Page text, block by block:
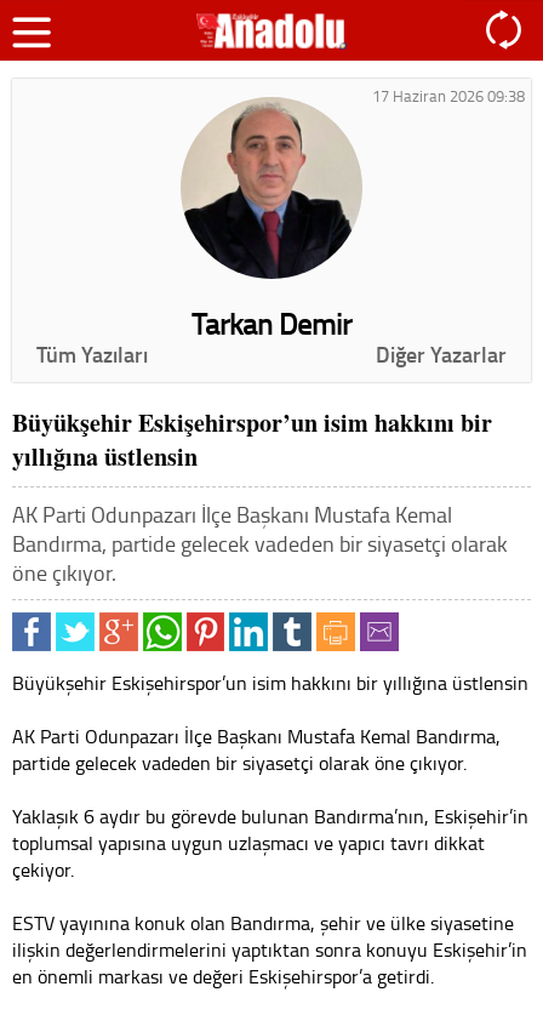
17 Haziran 2026 09:38
Tarkan Demir
Tüm Yazıları Diğer Yazarlar
Büyükşehir Eskişehirspor’un isim hakkını bir
yıllığına üstlensin
AK Parti Odunpazarı İlçe Başkanı Mustafa Kemal
Bandırma, partide gelecek vadeden bir siyasetçi olarak
öne çıkıyor.
Büyükşehir Eskişehirspor’un isim hakkını bir yıllığına üstlensin
AK Parti Odunpazarı İlçe Başkanı Mustafa Kemal Bandırma,
partide gelecek vadeden bir siyasetçi olarak öne çıkıyor.
Yaklaşık 6 aydır bu görevde bulunan Bandırma’nın, Eskişehir’in
toplumsal yapısına uygun uzlaşmacı ve yapıcı tavrı dikkat
çekiyor.
ESTV yayınına konuk olan Bandırma, şehir ve ülke siyasetine
ilişkin değerlendirmelerini yaptıktan sonra konuyu Eskişehir’in
en önemli markası ve değeri Eskişehirspor’a getirdi.